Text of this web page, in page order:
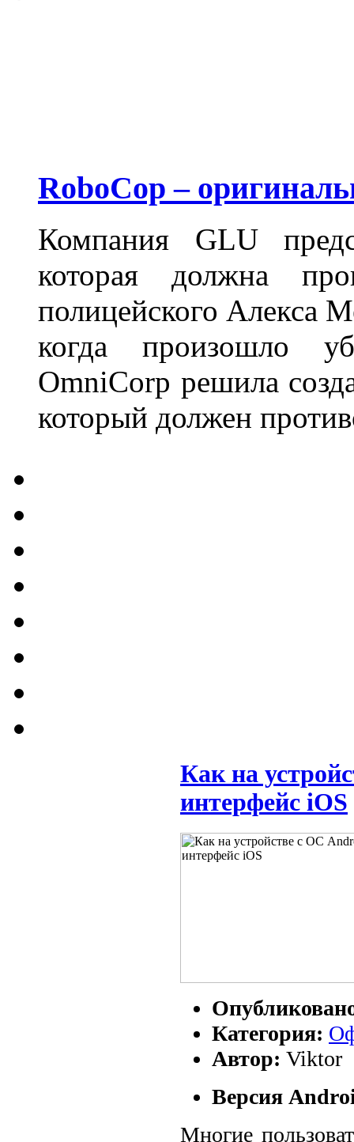
RoboCop –
Компания GLU
которая должна
полицейского Алекса
когда произошло
OmniCorp решила
который должен
Как на
интерфейс iOS
Категория:
Автор: Viktor
Версия
Многие